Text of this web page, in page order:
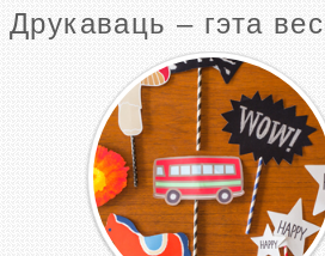
Друкаваць – гэта